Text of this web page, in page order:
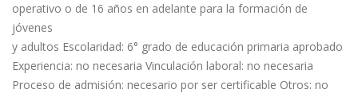
operativo o de 16 años en adelante para la formación de
jóvenes
y adultos Escolaridad: 6° grado de educación primaria aprobado
Experiencia: no necesaria Vinculación laboral: no necesaria
Proceso de admisión: necesario por ser certificable Otros: no